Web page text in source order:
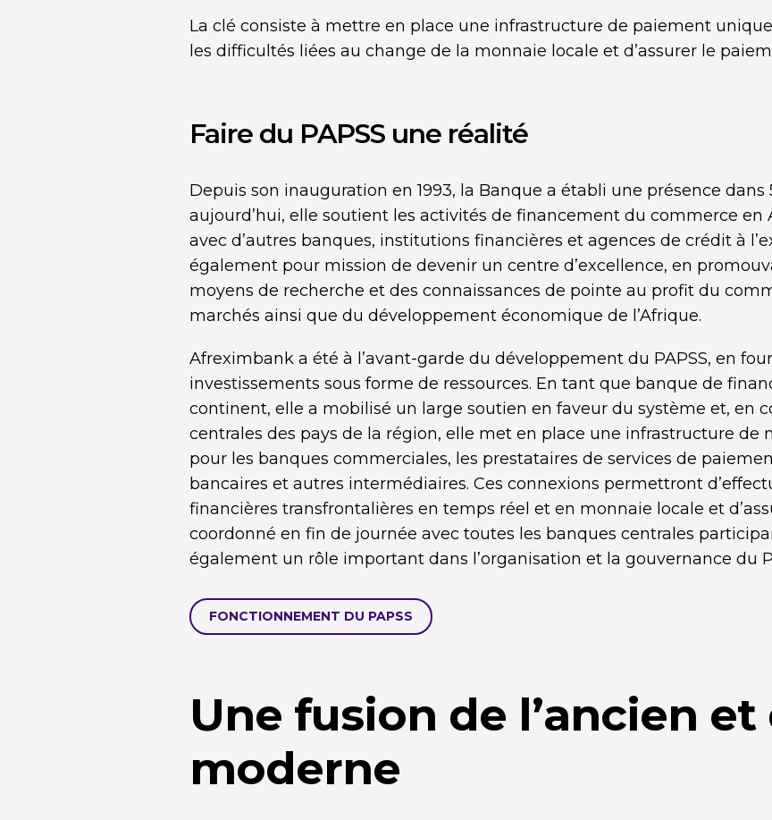
La clé consiste à mettre en place une infrastructure de paiement
les difficultés liées au change de la monnaie locale et d’assurer le
Faire du PAPSS une réalité
Depuis son inauguration en 1993, la Banque a établi une présence dans
aujourd’hui, elle soutient les activités de financement du commerce en
avec d’autres banques, institutions financières et agences de crédit à
également pour mission de devenir un centre d’excellence, en
moyens de recherche et des connaissances de pointe au profit du
marchés ainsi que du développement économique de l’Afrique.
Afreximbank a été à l’avant-garde du développement du PAPSS, en
investissements sous forme de ressources. En tant que banque de
continent, elle a mobilisé un large soutien en faveur du système et, en
centrales des pays de la région, elle met en place une infrastructure
pour les banques commerciales, les prestataires de services de
bancaires et autres intermédiaires. Ces connexions permettront
financières transfrontalières en temps réel et en monnaie locale et
coordonné en fin de journée avec toutes les banques centrales
également un rôle important dans l’organisation et la gouvernance du
FONCTIONNEMENT DU PAPSS
Une fusion de l’ancien et
moderne